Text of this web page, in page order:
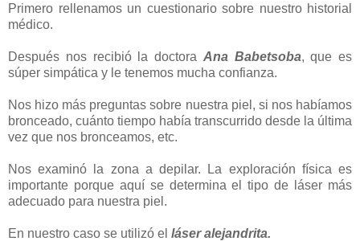
Primero rellenamos un cuestionario sobre nuestro historial
médico.
Después nos recibió la doctora Ana Babetsoba, que es
súper simpática y le tenemos mucha confianza.
Nos hizo más preguntas sobre nuestra piel, si nos habíamos
bronceado, cuánto tiempo había transcurrido desde la última
vez que nos bronceamos, etc.
Nos examinó la zona a depilar. La exploración física es
importante porque aquí se determina el tipo de láser más
adecuado para nuestra piel.
En nuestro caso se utilizó el láser alejandrita.